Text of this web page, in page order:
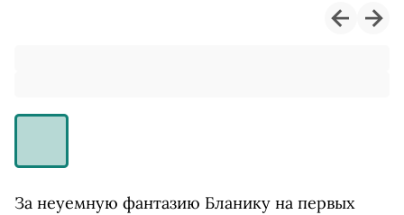
За неуемную фантазию Бланику на первых